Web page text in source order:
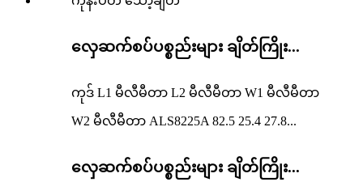
လှေဆက်စပ်ပစ္စည်းများ ချိတ်ကြိုး...
ကုဒ် L1 မီလီမီတာ L2 မီလီမီတာ W1 မီလီမီတာ
W2 မီလီမီတာ ALS8225A 82.5 25.4 27.8...
လှေဆက်စပ်ပစ္စည်းများ ချိတ်ကြိုး...